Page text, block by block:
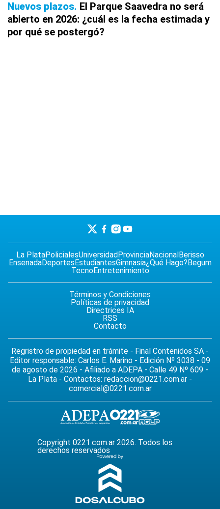
Nuevos plazos El Parque Saavedra no será
abierto en 2026: ¿cuál es la fecha estimada y
por qué se postergó?
La PlataPolicialesUniversidad ProvinciaNacional Berisso
EnsenadaDeportes EstudiantesGimnasia¿Qué Hago? Begum
TecnoEntretenimiento
Términos y Condiciones
Políticas de privacidad
Directrices IA
RSS
Contacto
Regristro de propiedad en trámite - Final Contenidos SA -
Editor responsable: Carlos E. Marino - Edición Nº 3038 - 09
de agosto de 2026 - Afiliado a ADEPA - Calle 49 Nº 609 -
La Plata - Contactos: redaccion@0221.com.ar -
comercial@0221.com.ar
Copyright 0221.com.ar 2026. Todos los
derechos reservados